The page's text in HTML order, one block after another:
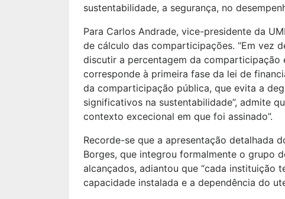
sustentabilidade, a segurança, no
Para Carlos Andrade, vice-presidente da
de cálculo das comparticipações. “Em vez
discutir a percentagem da
corresponde à primeira fase da lei de
da comparticipação pública, que evita a
significativos na sustentabilidade”, admite
contexto excecional em que foi assinado”.
Recorde-se que a apresentação detalhada
Borges, que integrou formalmente o grupo
alcançados, adiantou que “cada instituição
capacidade instalada e a dependência do